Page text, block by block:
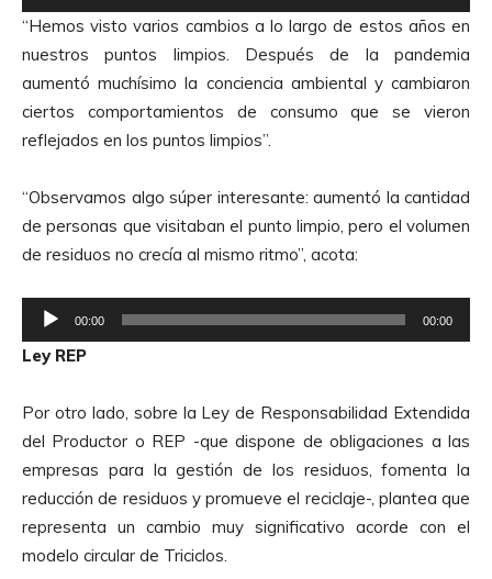
e
p
r
o
d
u
o
r
d
A
d
i
o
“Hemos visto varios cambios a lo largo de estos años en
nuestros puntos limpios. Después de la pandemia
aumentó muchísimo la conciencia ambiental y cambiaron
ciertos comportamientos de consumo que se vieron
reflejados en los puntos limpios”.
“Observamos algo súper interesante: aumentó la cantidad
de personas que visitaban el punto limpio, pero el volumen
de residuos no crecía al mismo ritmo”, acota:
e
p
o
d
u
c
t
o
00:00 00:00
Ley REP
Por otro lado, sobre la Ley de Responsabilidad Extendida
del Productor o REP -que dispone de obligaciones a las
empresas para la gestión de los residuos, fomenta la
reducción de residuos y promueve el reciclaje-, plantea que
representa un cambio muy significativo acorde con el
modelo circular de Triciclos.